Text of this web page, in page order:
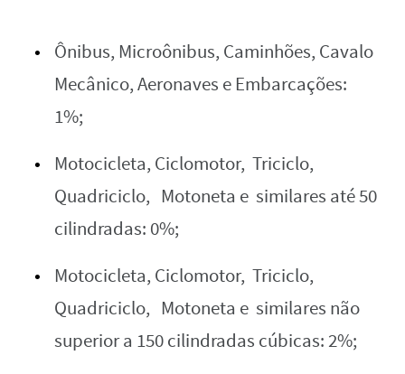
Ônibus, Microônibus, Caminhões, Cavalo
Mecânico, Aeronaves e Embarcações:
1%;
Motocicleta, Ciclomotor, Triciclo,
Quadriciclo, Motoneta e similares até 50
cilindradas: 0%;
Motocicleta, Ciclomotor, Triciclo,
Quadriciclo, Motoneta e similares não
superior a 150 cilindradas cúbicas: 2%;